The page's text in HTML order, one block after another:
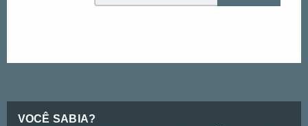
VOCÊ SABIA?